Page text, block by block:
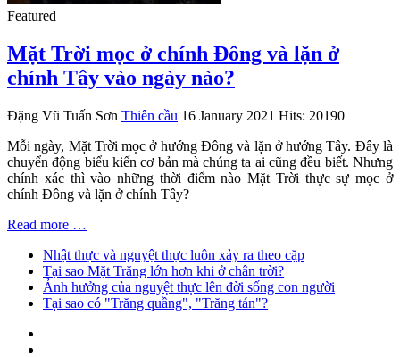
Featured
Mặt Trời mọc ở chính Đông và lặn ở
chính Tây vào ngày nào?
Đặng Vũ Tuấn Sơn Thiên cầu 16 January 2021 Hits: 20190
Mỗi ngày, Mặt Trời mọc ở hướng Đông và lặn ở hướng Tây. Đây là
chuyển động biểu kiến cơ bản mà chúng ta ai cũng đều biết. Nhưng
chính xác thì vào những thời điểm nào Mặt Trời thực sự mọc ở
chính Đông và lặn ở chính Tây?
Read more …
Nhật thực và nguyệt thực luôn xảy ra theo cặp
Tại sao Mặt Trăng lớn hơn khi ở chân trời?
Ảnh hưởng của nguyệt thực lên đời sống con người
Tại sao có "Trăng quầng", "Trăng tán"?